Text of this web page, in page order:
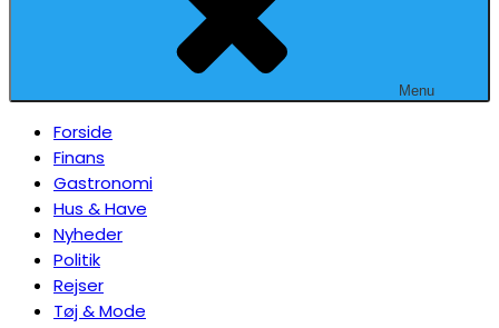
Menu
Forside
Finans
Gastronomi
Hus & Have
Nyheder
Politik
Rejser
Tøj & Mode